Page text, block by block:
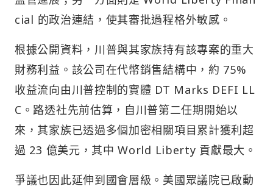
cial 的政治連結，使其審批過程格外敏感。
根據公開資料，川普與其家族持有該專案的重大
財務利益。該公司在代幣銷售結構中，約 75%
收益流向由川普控制的實體 DT Marks DEFI LL
C。路透社先前估算，自川普第二任期開始以
來，其家族已透過多個加密相關項目累計獲利超
過 23 億美元，其中 World Liberty 貢獻最大。
爭議也因此延伸到國會層級。美國眾議院已啟動